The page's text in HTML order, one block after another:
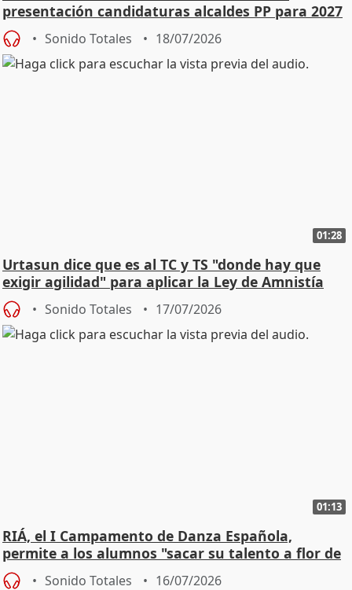
presentación candidaturas alcaldes PP para 2027
Sonido Totales 18/07/2026
01:28
Urtasun dice que es al TC y TS "donde hay que
exigir agilidad" para aplicar la Ley de Amnistía
Sonido Totales 17/07/2026
01:13
RIÁ, el I Campamento de Danza Española,
permite a los alumnos "sacar su talento a flor de
piel"
Sonido Totales 16/07/2026